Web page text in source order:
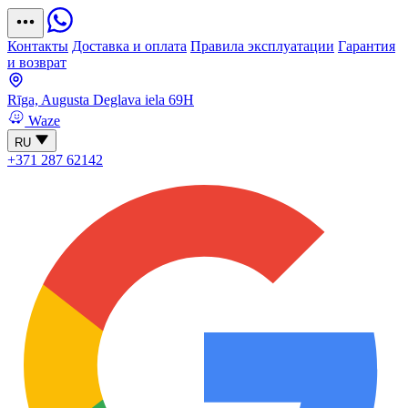
Контакты Доставка и оплата Правила эксплуатации Гарантия
и возврат
Rīga, Augusta Deglava iela 69H
Waze
RU
+371 287 62142